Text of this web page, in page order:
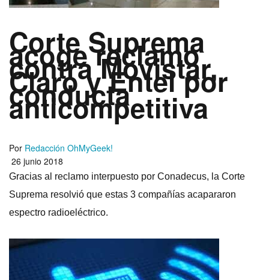
Corte Suprema
acoge reclamo
contra Movistar,
Claro y Entel por
conducta
anticompetitiva
Por Redacción OhMyGeek!
26 junio 2018
Gracias al reclamo interpuesto por Conadecus, la Corte
Suprema resolvió que estas 3 compañí­as acapararon
espectro radioeléctrico.